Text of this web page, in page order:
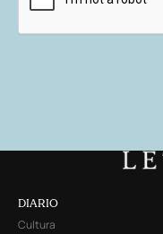
DIARIO
Cultura